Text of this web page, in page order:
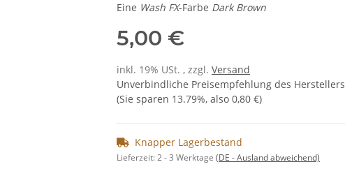
Eine Wash FX-Farbe Dark Brown
5,00 €
inkl. 19% USt. , zzgl. Versand
Unverbindliche Preisempfehlung des Herstellers
(Sie sparen 13.79%, also 0,80 €)
Knapper Lagerbestand
Lieferzeit:2 - 3 Werktage (DE - Ausland abweichend)